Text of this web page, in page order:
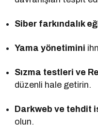
Siber farkındalık
Yama yönetimini
Sızma testleri ve
düzenli hale getirin.
Darkweb ve tehdit
olun.